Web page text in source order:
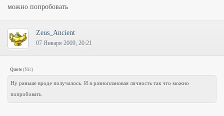
можно попробовать
Zeus_Ancient
07 Января 2009, 20:21
Quote (Nic)
Ну раньше вроде получалось. И я разноплановая личность так что можно
попробовать